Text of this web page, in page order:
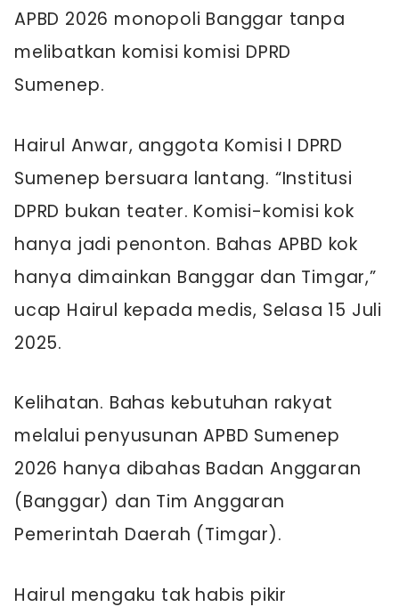
APBD 2026 monopoli Banggar tanpa
melibatkan komisi komisi DPRD
Sumenep.
Hairul Anwar, anggota Komisi I DPRD
Sumenep bersuara lantang. “Institusi
DPRD bukan teater. Komisi-komisi kok
hanya jadi penonton. Bahas APBD kok
hanya dimainkan Banggar dan Timgar,”
ucap Hairul kepada medis, Selasa 15 Juli
2025.
Kelihatan. Bahas kebutuhan rakyat
melalui penyusunan APBD Sumenep
2026 hanya dibahas Badan Anggaran
(Banggar) dan Tim Anggaran
Pemerintah Daerah (Timgar).
Hairul mengaku tak habis pikir